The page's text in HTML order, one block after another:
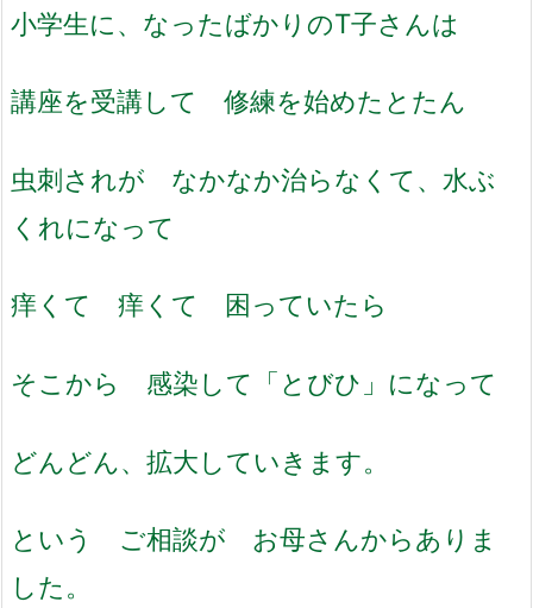
小学生に、なったばかりのT子さんは
講座を受講して 修練を始めたとたん
虫刺されが なかなか治らなくて、水ぶ
くれになって
痒くて 痒くて 困っていたら
そこから 感染して「とびひ」になって
どんどん、拡大していきます。
という ご相談が お母さんからありま
した。